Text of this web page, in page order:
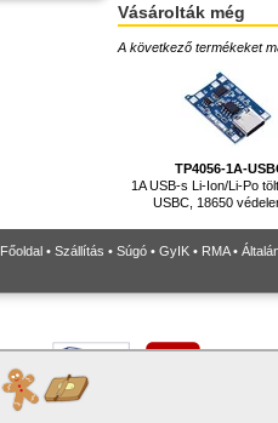
Vásárolták még
A következő termékeket
TP4056-1A-
1A USB-s Li-Ion/Li-Po
USBC, 18650
Főoldal • Szállítás • Súgó • GyIK • RMA•